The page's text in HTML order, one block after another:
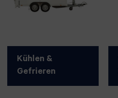
Kühlen &
Gefrieren